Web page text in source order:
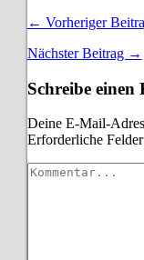
← Vorheriger
Nächster Beitrag →
Schreibe
Deine E-Mail-
Erforderliche